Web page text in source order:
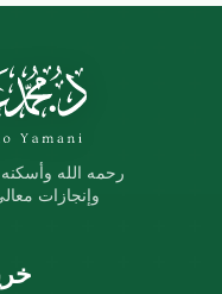
رحمه الله
وإنجازات